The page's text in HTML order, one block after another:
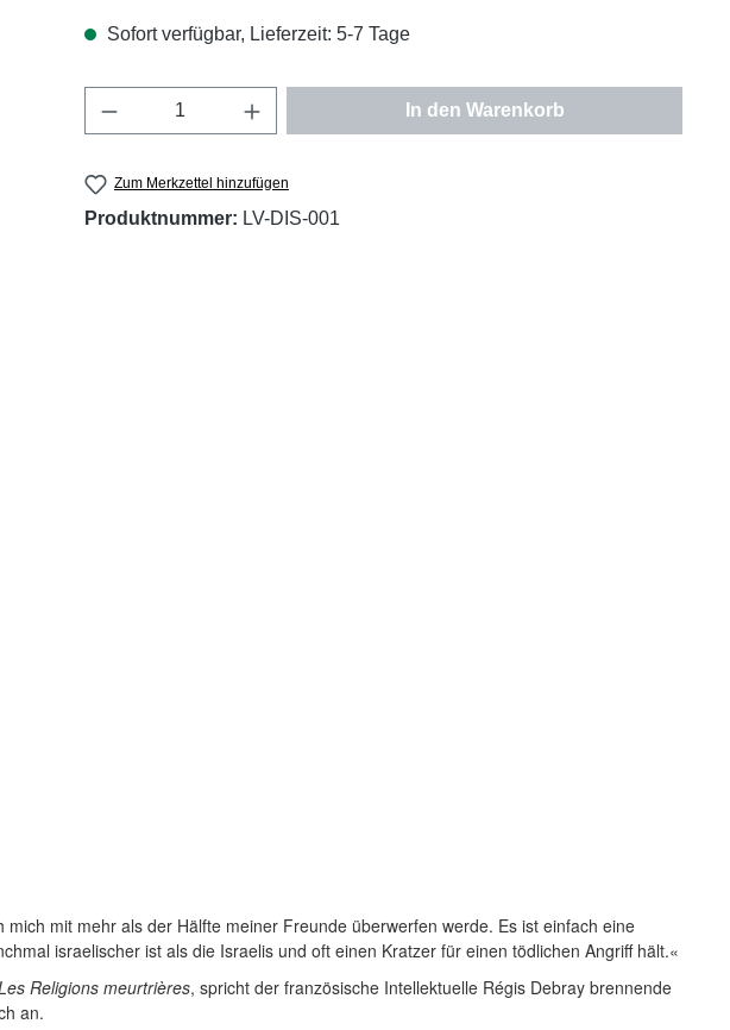
Sofort verfügbar, Lieferzeit: 5-7 Tage
Produkt Anzahl: Gib den gewünschten Wert ein
In den Warenkorb
Zum Merkzettel hinzufügen
Produktnummer: LV-DIS-001
mit mehr als der Hälfte meiner Freunde überwerfen werde. Es ist einfach eine
israelischer ist als die Israelis und oft einen Kratzer für einen tödlichen Angriff hält.«
Religions meurtrières, spricht der französische Intellektuelle Régis Debray brennende
an.